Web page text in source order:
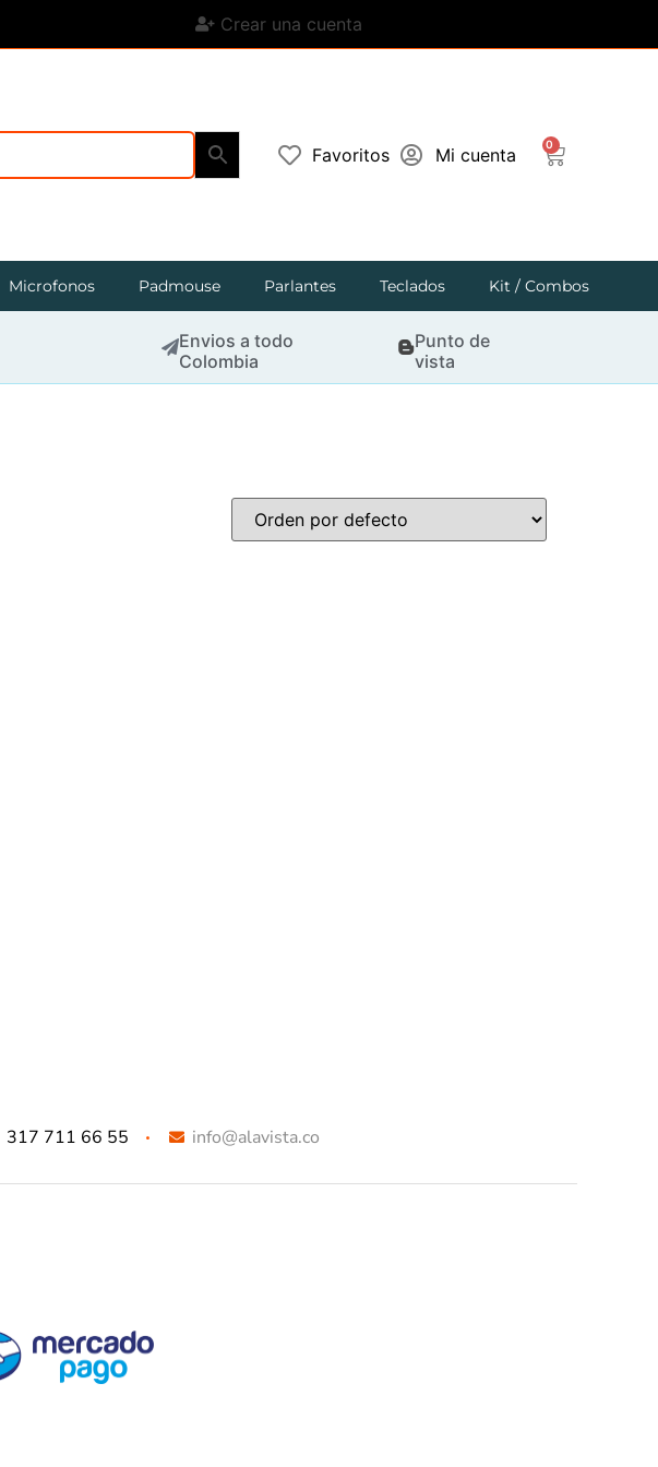
Crear una cuenta
Favoritos Mi cuenta
0
Microfonos Padmouse Parlantes Teclados Kit / Combos
Envios a todo
Colombia
Punto de
vista
317 711 66 55 info@alavista.co